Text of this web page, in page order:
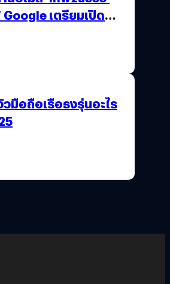
Google เตรียมเปิด
มือถือเรือธงรุ่นอะไร